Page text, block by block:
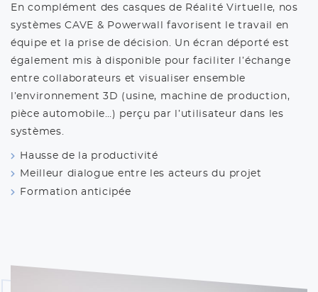
En complément des casques de Réalité Virtuelle, nos
systèmes CAVE & Powerwall favorisent le travail en
équipe et la prise de décision. Un écran déporté est
également mis à disponible pour faciliter l’échange
entre collaborateurs et visualiser ensemble
l’environnement 3D (usine, machine de production,
pièce automobile…) perçu par l’utilisateur dans les
systèmes.
Hausse de la productivité
Meilleur dialogue entre les acteurs du projet
Formation anticipée